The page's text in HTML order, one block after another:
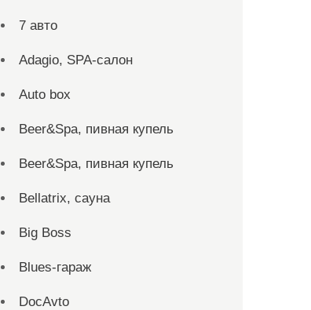
7 авто
Adagio, SPA-салон
Auto box
Beer&Spa, пивная купель
Beer&Spa, пивная купель
Bellatrix, сауна
Big Boss
Blues-гараж
DocAvto